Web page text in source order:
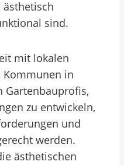
sind.
mit lokalen
Kommunen in
Gartenbauprofis,
zu entwickeln,
und
werden.
ästhetischen